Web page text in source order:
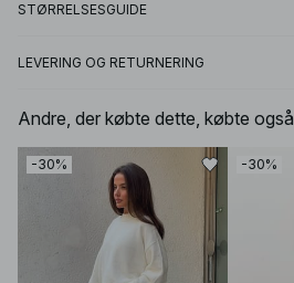
STØRRELSESGUIDE
LEVERING OG RETURNERING
Andre, der købte dette, købte også
-30% -30%